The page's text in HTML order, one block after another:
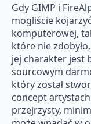
Gdy GIMP i
mogliście
komputerowej,
które nie
jej charakter jest
sourcowym
który został
concept
przejrzysty,